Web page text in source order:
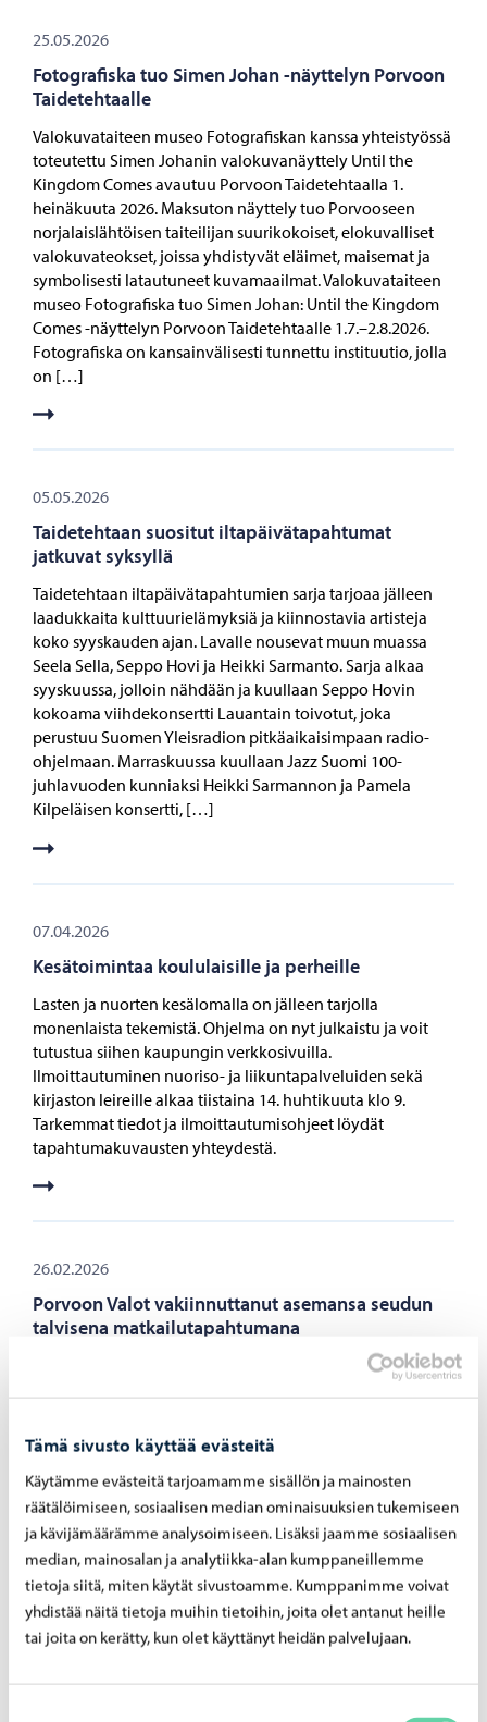
Tämä sivusto käyttää evästeitä
Käytämme evästeitä tarjoamamme sisällön ja mainosten
räätälöimiseen, sosiaalisen median ominaisuuksien tukemiseen
ja kävijämäärämme analysoimiseen. Lisäksi jaamme sosiaalisen
median, mainosalan ja analytiikka-alan kumppaneillemme
tietoja siitä, miten käytät sivustoamme. Kumppanimme voivat
yhdistää näitä tietoja muihin tietoihin, joita olet antanut heille
tai joita on kerätty, kun olet käyttänyt heidän palvelujaan.
25.05.2026
Fotografiska tuo Simen Johan -näyttelyn Porvoon
Taidetehtaalle
Valokuvataiteen museo Fotografiskan kanssa yhteistyössä
toteutettu Simen Johanin valokuvanäyttely Until the
Kingdom Comes avautuu Porvoon Taidetehtaalla 1.
heinäkuuta 2026. Maksuton näyttely tuo Porvooseen
norjalaislähtöisen taiteilijan suurikokoiset, elokuvalliset
valokuvateokset, joissa yhdistyvät eläimet, maisemat ja
symbolisesti latautuneet kuvamaailmat. Valokuvataiteen
museo Fotografiska tuo Simen Johan: Until the Kingdom
Comes -näyttelyn Porvoon Taidetehtaalle 1.7.–2.8.2026.
Fotografiska on kansainvälisesti tunnettu instituutio, jolla
on […]
05.05.2026
Taidetehtaan suositut iltapäivätapahtumat
jatkuvat syksyllä
Taidetehtaan iltapäivätapahtumien sarja tarjoaa jälleen
laadukkaita kulttuurielämyksiä ja kiinnostavia artisteja
koko syyskauden ajan. Lavalle nousevat muun muassa
Seela Sella, Seppo Hovi ja Heikki Sarmanto. Sarja alkaa
syyskuussa, jolloin nähdään ja kuullaan Seppo Hovin
kokoama viihdekonsertti Lauantain toivotut, joka
perustuu Suomen Yleisradion pitkäaikaisimpaan radio-
ohjelmaan. Marraskuussa kuullaan Jazz Suomi 100-
juhlavuoden kunniaksi Heikki Sarmannon ja Pamela
Kilpeläisen konsertti, […]
07.04.2026
Kesätoimintaa koululaisille ja perheille
Lasten ja nuorten kesälomalla on jälleen tarjolla
monenlaista tekemistä. Ohjelma on nyt julkaistu ja voit
tutustua siihen kaupungin verkkosivuilla.
Ilmoittautuminen nuoriso- ja liikuntapalveluiden sekä
kirjaston leireille alkaa tiistaina 14. huhtikuuta klo 9.
Tarkemmat tiedot ja ilmoittautumisohjeet löydät
tapahtumakuvausten yhteydestä.
26.02.2026
Porvoon Valot vakiinnuttanut asemansa seudun
talvisena matkailutapahtumana
Porvoon Valot on vakiinnuttanut asemansa Porvoon
tietenkin Porvoosta, myös lähikunnista ja muualta
Suomesta, erityisesti pääkaupunkiseudulta.
06.02.2026
Kulttuuripalveluiden kevät – ohjelmaa niin
lapsille kuin aikuisille
Kulttuuripalveluiden kevään ohjelmassa kuullaan